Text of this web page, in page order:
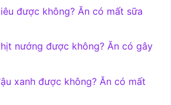
được không? Ăn có mất sữa
nướng được không? Ăn có gây
xanh được không? Ăn có mất